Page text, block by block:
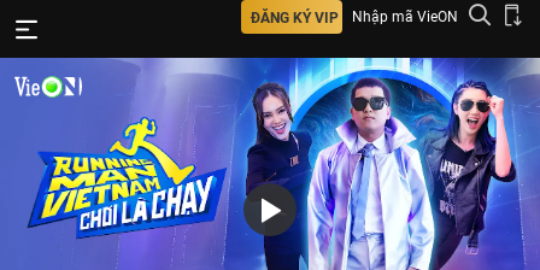
ĐĂNG KÝ VIP Nhập mã VieON